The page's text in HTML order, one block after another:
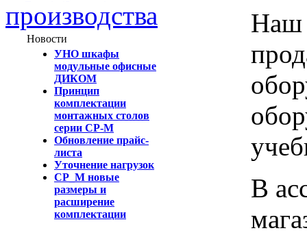
производства
Новости
УНО шкафы
модульные офисные
ДИКОМ
Принцип
комплектации
монтажных столов
серии СР-М
Обновление прайс-
листа
Уточнение нагрузок
СР_М новые
размеры и
расширение
комплектации
Наш
В